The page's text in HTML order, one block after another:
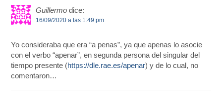
Guillermo dice:
16/09/2020 a las 1:49 pm
Yo consideraba que era “a penas”, ya que apenas lo asocie
con el verbo “apenar”, en segunda persona del singular del
tiempo presente (https://dle.rae.es/apenar) y de lo cual, no
comentaron…